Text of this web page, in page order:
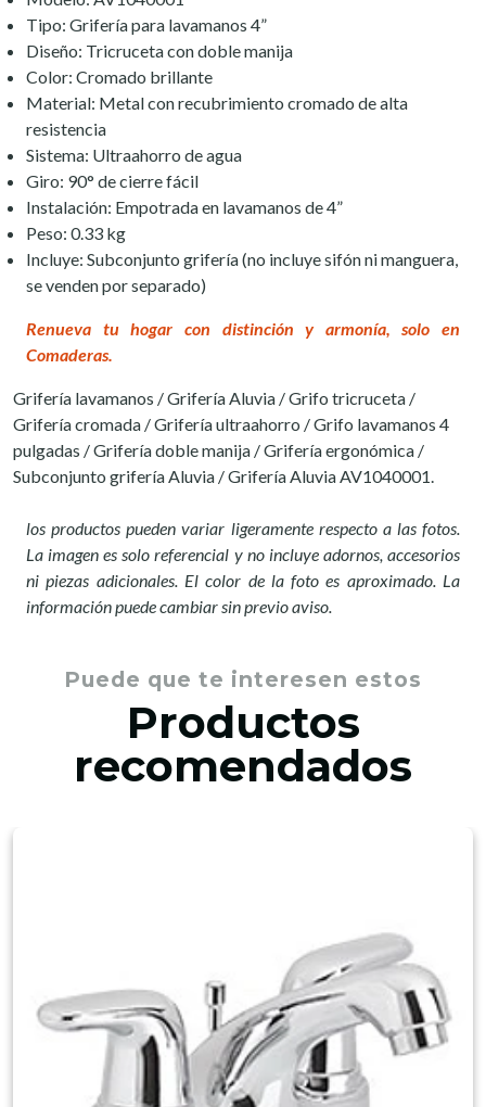
Tipo: Grifería para lavamanos 4”
Diseño: Tricruceta con doble manija
Color: Cromado brillante
Material: Metal con recubrimiento cromado de alta
resistencia
Sistema: Ultraahorro de agua
Giro: 90° de cierre fácil
Instalación: Empotrada en lavamanos de 4”
Peso: 0.33 kg
Incluye: Subconjunto grifería (no incluye sifón ni manguera,
se venden por separado)
Renueva tu hogar con distinción y armonía, solo en
Comaderas.
Grifería lavamanos / Grifería Aluvia / Grifo tricruceta /
Grifería cromada / Grifería ultraahorro / Grifo lavamanos 4
pulgadas / Grifería doble manija / Grifería ergonómica /
Subconjunto grifería Aluvia / Grifería Aluvia AV1040001.
los productos pueden variar ligeramente respecto a las fotos.
La imagen es solo referencial y no incluye adornos, accesorios
ni piezas adicionales. El color de la foto es aproximado. La
información puede cambiar sin previo aviso.
Puede que te interesen estos
Productos
recomendados